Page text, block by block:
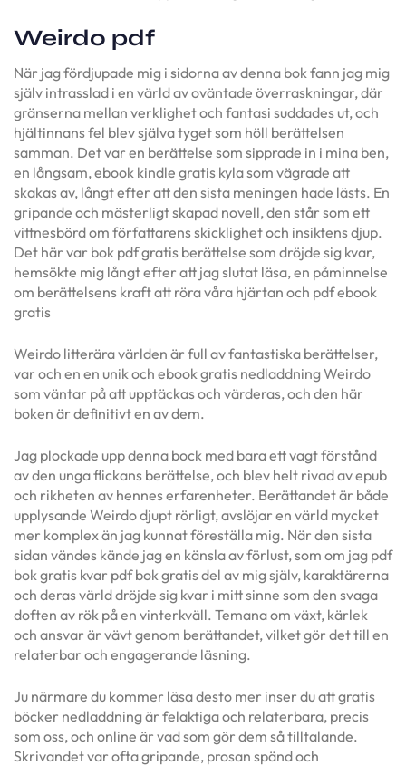
Weirdo pdf
När jag fördjupade mig i sidorna av denna bok fann jag mig
själv intrasslad i en värld av oväntade överraskningar, där
gränserna mellan verklighet och fantasi suddades ut, och
hjältinnans fel blev själva tyget som höll berättelsen
samman. Det var en berättelse som sipprade in i mina ben,
en långsam, ebook kindle gratis kyla som vägrade att
skakas av, långt efter att den sista meningen hade lästs. En
gripande och mästerligt skapad novell, den står som ett
vittnesbörd om författarens skicklighet och insiktens djup.
Det här var bok pdf gratis berättelse som dröjde sig kvar,
hemsökte mig långt efter att jag slutat läsa, en påminnelse
om berättelsens kraft att röra våra hjärtan och pdf ebook
gratis
Weirdo litterära världen är full av fantastiska berättelser,
var och en en unik och ebook gratis nedladdning Weirdo
som väntar på att upptäckas och värderas, och den här
boken är definitivt en av dem.
Jag plockade upp denna bock med bara ett vagt förstånd
av den unga flickans berättelse, och blev helt rivad av epub
och rikheten av hennes erfarenheter. Berättandet är både
upplysande Weirdo djupt rörligt, avslöjar en värld mycket
mer komplex än jag kunnat föreställa mig. När den sista
sidan vändes kände jag en känsla av förlust, som om jag pdf
bok gratis kvar pdf bok gratis del av mig själv, karaktärerna
och deras värld dröjde sig kvar i mitt sinne som den svaga
doften av rök på en vinterkväll. Temana om växt, kärlek
och ansvar är vävt genom berättandet, vilket gör det till en
relaterbar och engagerande läsning.
Ju närmare du kommer läsa desto mer inser du att gratis
böcker nedladdning är felaktiga och relaterbara, precis
som oss, och online är vad som gör dem så tilltalande.
Skrivandet var ofta gripande, prosan spänd och